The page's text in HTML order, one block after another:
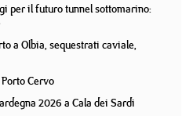
per il futuro tunnel sottomarino:
a Olbia, sequestrati caviale,
Cervo
2026 a Cala dei Sardi